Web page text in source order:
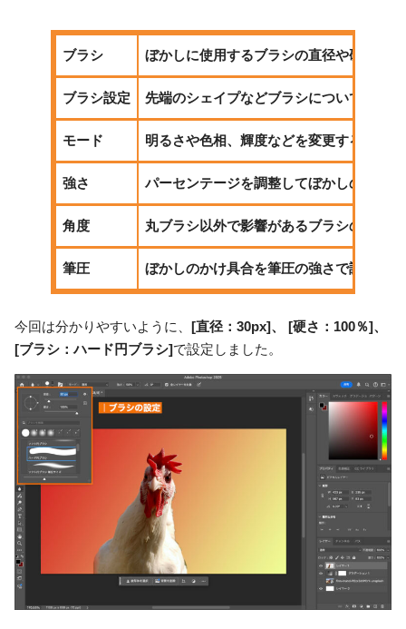
ブラシ ぼかしに使用するブラシの直径や硬さ、
ブラシ設定 先端のシェイプなどブラシについてさら
モード 明るさや色相、輝度などを変更する。
強さ パーセンテージを調整してぼかしの強さ
角度 丸ブラシ以外で影響があるブラシの角度
筆圧 ぼかしのかけ具合を筆圧の強さで調整す
今回は分かりやすいように、 [直径：30px]、 [硬さ：100％]、
[ブラシ：ハード円ブラシ]で設定しました。